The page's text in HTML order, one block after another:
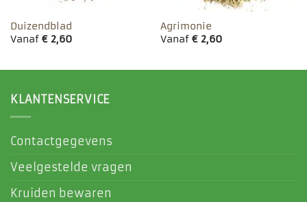
Duizendblad
Vanaf €2,60
Agrimonie
Vanaf €2,60
KLANTENSERVICE
Contactgegevens
Veelgestelde vragen
Kruiden bewaren